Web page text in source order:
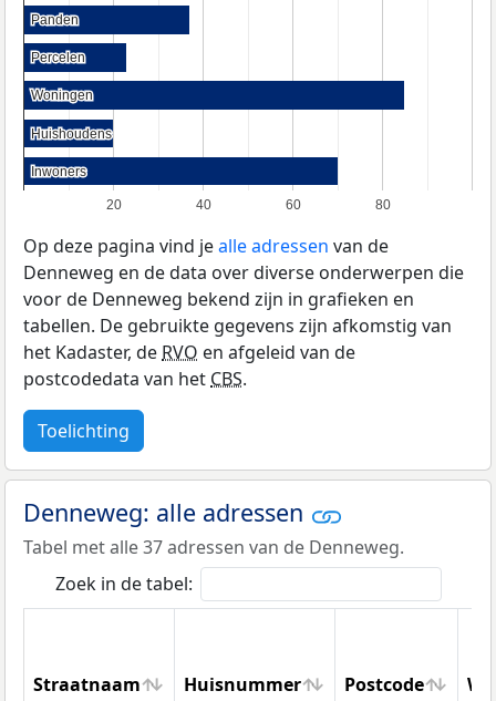
20 40 60 80
Panden
Panden
Percelen
Percelen
Woningen
Woningen
Huishoudens
Huishoudens
Inwoners
Inwoners
Op deze pagina vind jealle adressen van de
Denneweg en de data over diverse onderwerpen die
voor de Denneweg bekend zijn in grafieken en
tabellen. De gebruikte gegevens zijn afkomstig van
het Kadaster, deRVO en afgeleid van de
postcodedata van hetCBS.
Toelichting
Denneweg: alle adressen
Tabel met alle 37 adressen van de Denneweg.
Zoek in de tabel:
Straatnaam Huisnummer Postcode